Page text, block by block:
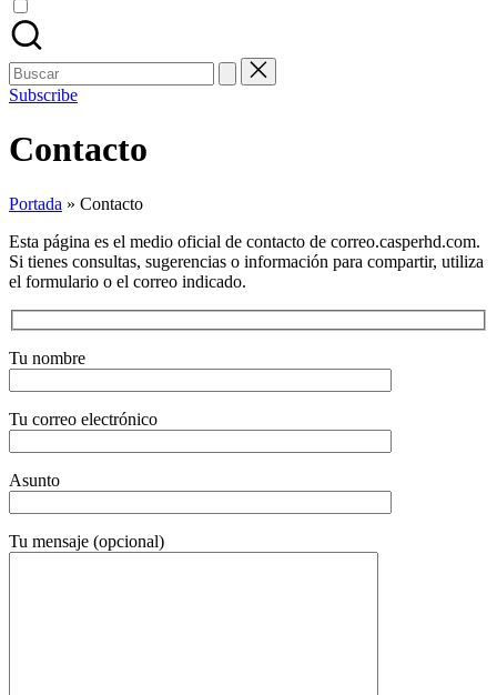
Buscar:
Subscribe
Contacto
Portada » Contacto
Esta página es el medio oficial de contacto de correo.casperhd.com.
Si tienes consultas, sugerencias o información para compartir, utiliza
el formulario o el correo indicado.
Tu nombre
Tu correo electrónico
Asunto
Tu mensaje (opcional)